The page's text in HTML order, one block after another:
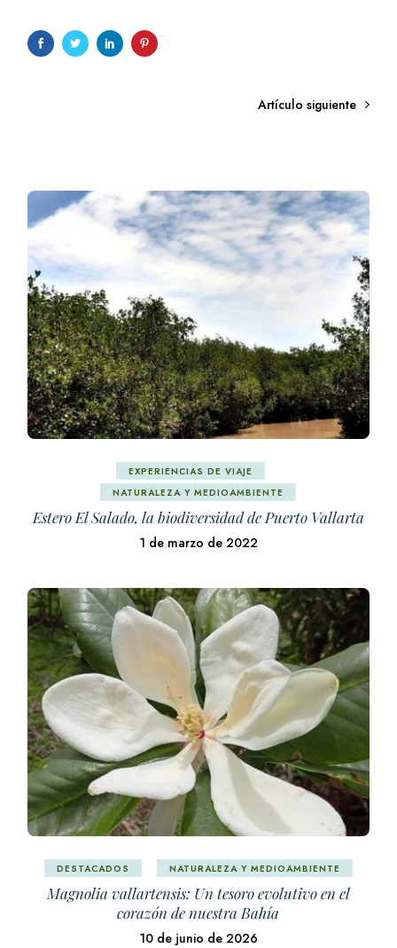
Artículo siguiente
EXPERIENCIAS DE VIAJE
NATURALEZA Y MEDIOAMBIENTE
Estero El Salado, la biodiversidad de Puerto Vallarta
1 de marzo de 2022
DESTACADOS NATURALEZA Y MEDIOAMBIENTE
Magnolia vallartensis: Un tesoro evolutivo en el
corazón de nuestra Bahía
10 de junio de 2026